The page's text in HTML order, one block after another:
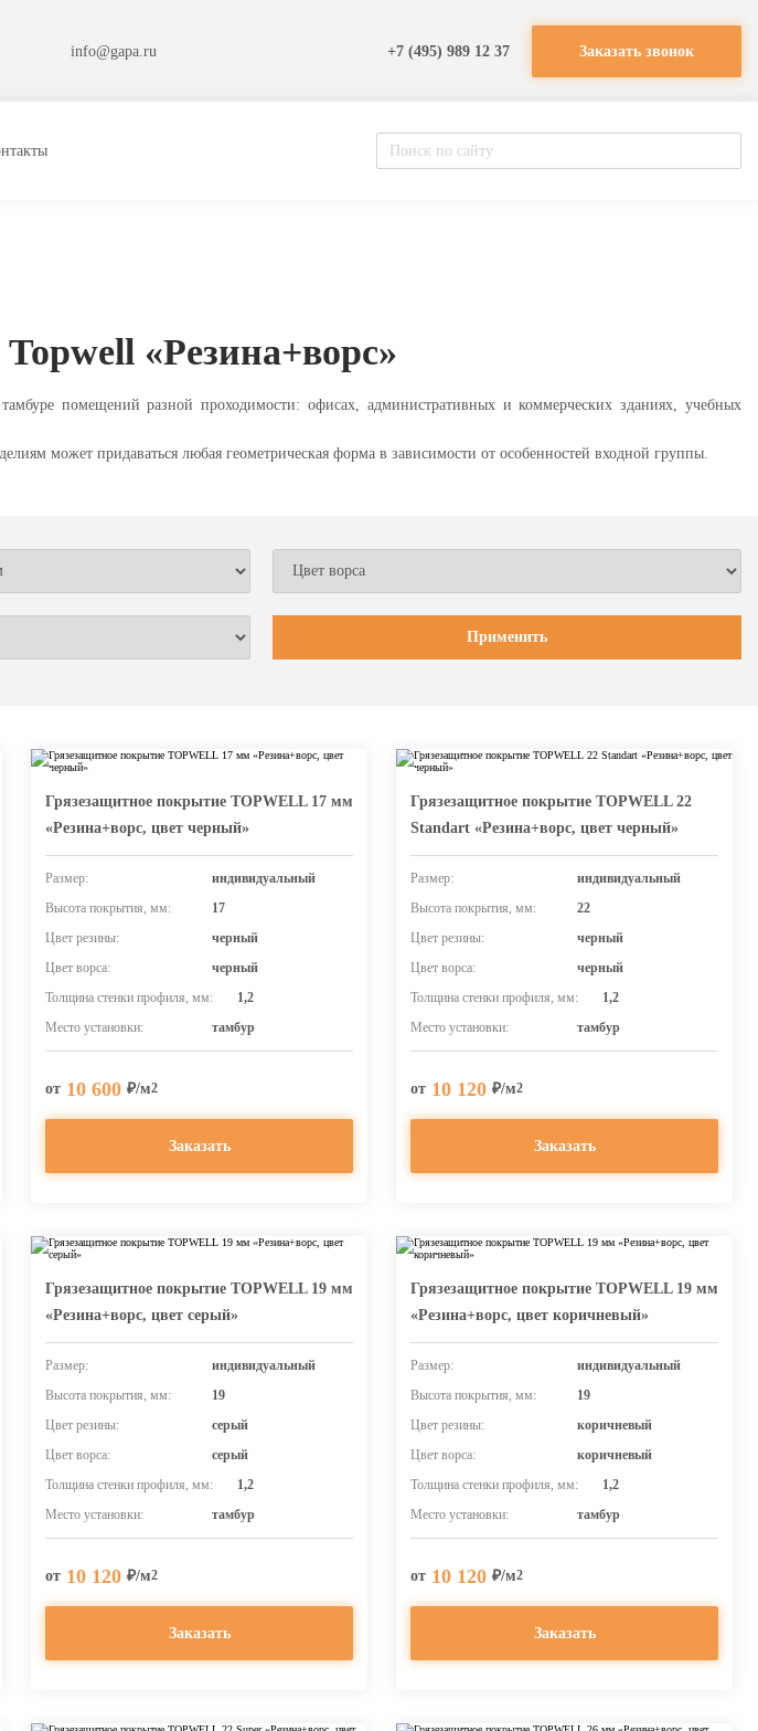
info@gapa.ru +7 (495) 989 12 37 Заказать звонок
«Резина+ворс»
помещений разной проходимости: офисах, административных и коммерческих зданиях, учебных
может придаваться любая геометрическая форма в зависимости от особенностей входной группы.
Грязезащитное покрытие TOPWELL 17 мм
«Резина+ворс, цвет черный»
Размер:
индивидуальный
Высота покрытия, мм:
17
Цвет резины:
черный
Цвет ворса:
черный
Толщина стенки профиля, мм:
1,2
Место установки:
тамбур
от 10 600 ₽/м2
Заказать
Грязезащитное покрытие TOPWELL 22
Standart «Резина+ворс, цвет черный»
Размер:
индивидуальный
Высота покрытия, мм:
22
Цвет резины:
черный
Цвет ворса:
черный
Толщина стенки профиля, мм:
1,2
Место установки:
тамбур
от 10 120 ₽/м2
Заказать
Грязезащитное покрытие TOPWELL 19 мм
«Резина+ворс, цвет серый»
Размер:
индивидуальный
Высота покрытия, мм:
19
Цвет резины:
серый
Цвет ворса:
серый
Толщина стенки профиля, мм:
1,2
Место установки:
тамбур
от 10 120 ₽/м2
Заказать
Грязезащитное покрытие TOPWELL 19 мм
«Резина+ворс, цвет коричневый»
Размер:
индивидуальный
Высота покрытия, мм:
19
Цвет резины:
коричневый
Цвет ворса:
коричневый
Толщина стенки профиля, мм:
1,2
Место установки:
тамбур
от 10 120 ₽/м2
Заказать